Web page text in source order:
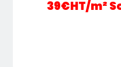
39€HT/m²